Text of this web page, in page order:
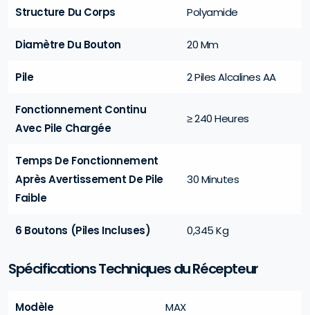
Structure Du Corps Polyamide
Diamètre Du Bouton 20 Mm
Pile 2 Piles Alcalines AA
Fonctionnement Continu
Avec Pile Chargée
≥ 240 Heures
Temps De Fonctionnement
Après Avertissement De Pile
Faible
30 Minutes
6 Boutons (Piles Incluses) 0,345 Kg
Spécifications Techniques du Récepteur
Modèle MAX